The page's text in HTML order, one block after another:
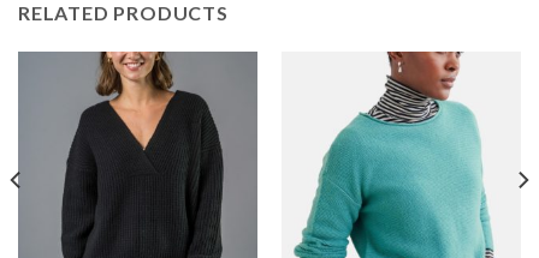
RELATED PRODUCTS